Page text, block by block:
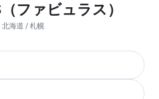
ファビュラス）
北海道 / 札幌